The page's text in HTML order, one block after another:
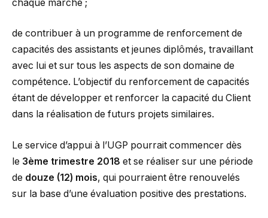
chaque marché ;
de contribuer à un programme de renforcement de
capacités des assistants et jeunes diplômés, travaillant
avec lui et sur tous les aspects de son domaine de
compétence. L’objectif du renforcement de capacités
étant de développer et renforcer la capacité du Client
dans la réalisation de futurs projets similaires.
Le service d’appui à l’UGP pourrait commencer dès
le 3ème trimestre 2018 et se réaliser sur une période
de douze (12) mois, qui pourraient être renouvelés
sur la base d’une évaluation positive des prestations.